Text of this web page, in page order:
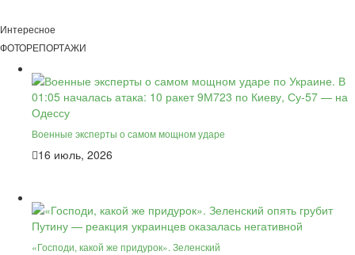
Интересное
ФОТОРЕПОРТАЖИ
Военные эксперты о самом мощном ударе
16 июль, 2026
«Господи, какой же придурок». Зеленский